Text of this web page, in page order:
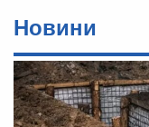
Новини